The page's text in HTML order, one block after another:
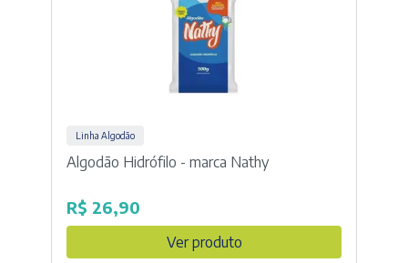
Linha Algodão
Algodão Hidrófilo - marca Nathy
R$ 26,90
Ver produto